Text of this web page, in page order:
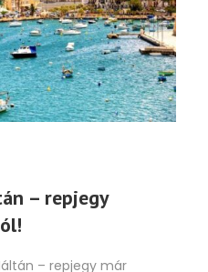
– repjegy
– repjegy már